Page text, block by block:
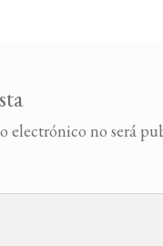
electrónico no será